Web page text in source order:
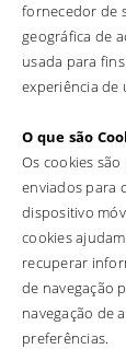
fornecedor de
geográfica de
usada para
experiência de
O que são
Os cookies
enviados para
dispositivo
cookies
recuperar
de navegação
navegação de
preferências.